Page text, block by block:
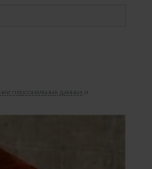
персональных данных